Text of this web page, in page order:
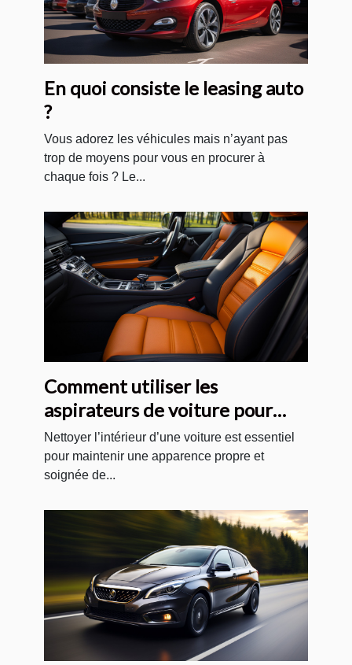
En quoi consiste le leasing auto
?
Vous adorez les véhicules mais n’ayant pas
trop de moyens pour vous en procurer à
chaque fois ? Le...
Comment utiliser les
aspirateurs de voiture pour
nettoyer correctement les
sièges, les tapis et les sols de
votre voiture ?
Nettoyer l’intérieur d’une voiture est essentiel
pour maintenir une apparence propre et
soignée de...